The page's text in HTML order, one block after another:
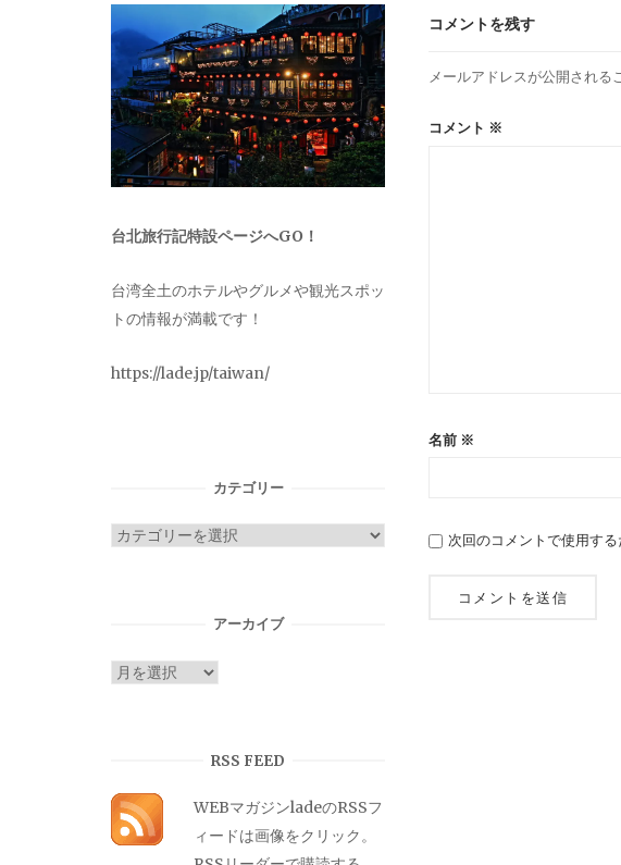
ン
コメントを残す
メールアドレスが公開される
コメント ※
名前 ※
次回のコメントで使用す
台北旅行記特設ページへGO！
台湾全土のホテルやグルメや観光スポッ
トの情報が満載です！
https://lade.jp/taiwan/
カテゴリー
カ
アーカイブ
ア
RSS FEED
WEBマガジンladeのRSSフ
ィードは画像をクリック。